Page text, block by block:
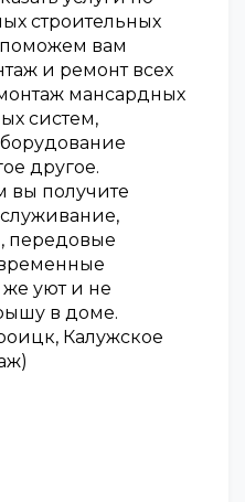
строительных
вам
и ремонт всех
мансардных
систем,
другое.
вы получите
передовые
же уют и не
в доме.
Калужское